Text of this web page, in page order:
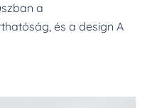
a
és a design A